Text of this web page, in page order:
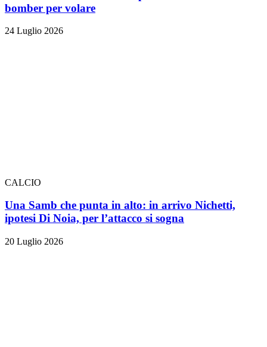
bomber per volare
24 Luglio 2026
CALCIO
Una Samb che punta in alto: in arrivo Nichetti,
ipotesi Di Noia, per l’attacco si sogna
20 Luglio 2026